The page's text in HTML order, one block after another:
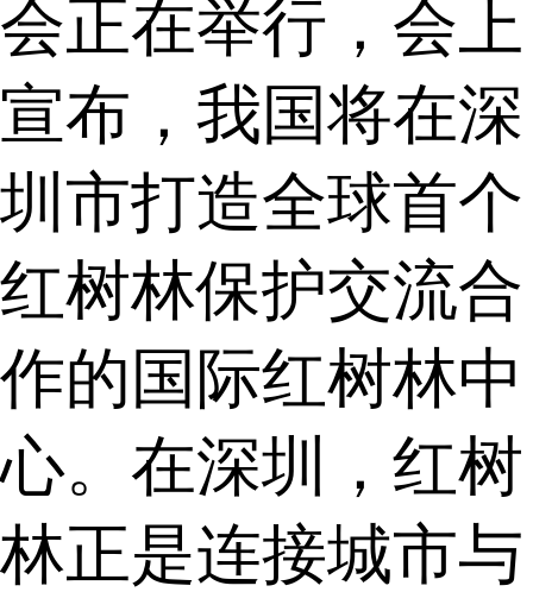
会正在举行，会上
宣布，我国将在深
圳市打造全球首个
红树林保护交流合
作的国际红树林中
心。在深圳，红树
林正是连接城市与